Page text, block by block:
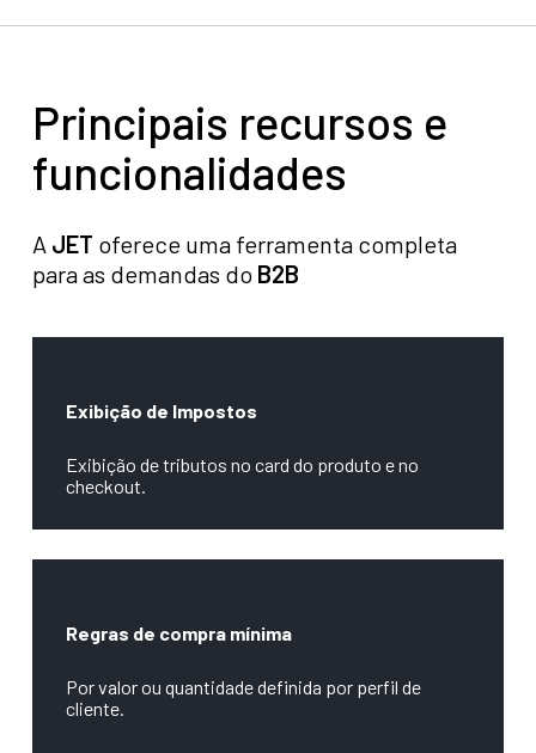
Principais recursos e
funcionalidades
A JET oferece uma ferramenta completa
para as demandas do B2B
Exibição de Impostos
Exibição de tributos no card do produto e no
checkout.
Regras de compra mínima
Por valor ou quantidade definida por perfil de
cliente.